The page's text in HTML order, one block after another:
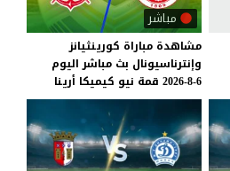
مباشر
مشاهدة مباراة كورينثيانز
وإنترناسيونال بث مباشر اليوم
6-8-2026
قمة نيو كيميكا أرينا